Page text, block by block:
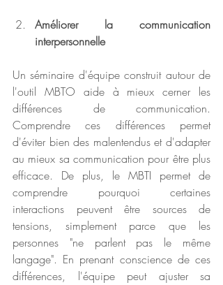
Améliorer la communication
interpersonnelle
Un séminaire d'équipe construit autour de
l'outil MBTO aide à mieux cerner les
différences de communication.
Comprendre ces différences permet
d'éviter bien des malentendus et d'adapter
au mieux sa communication pour être plus
efficace. De plus, le MBTI permet de
comprendre pourquoi certaines
interactions peuvent être sources de
tensions, simplement parce que les
personnes "ne parlent pas le même
langage". En prenant conscience de ces
différences, l'équipe peut ajuster sa